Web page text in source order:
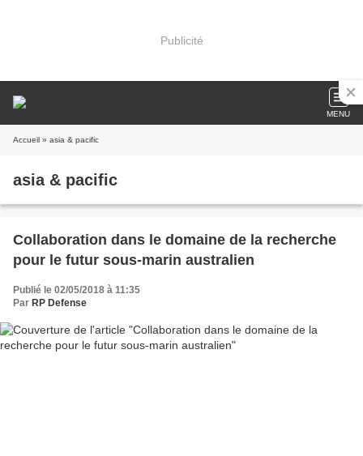
Publicité
MENU
Accueil » asia & pacific
asia & pacific
Collaboration dans le domaine de la recherche
pour le futur sous-marin australien
Publié le 02/05/2018 à 11:35
Par RP Defense